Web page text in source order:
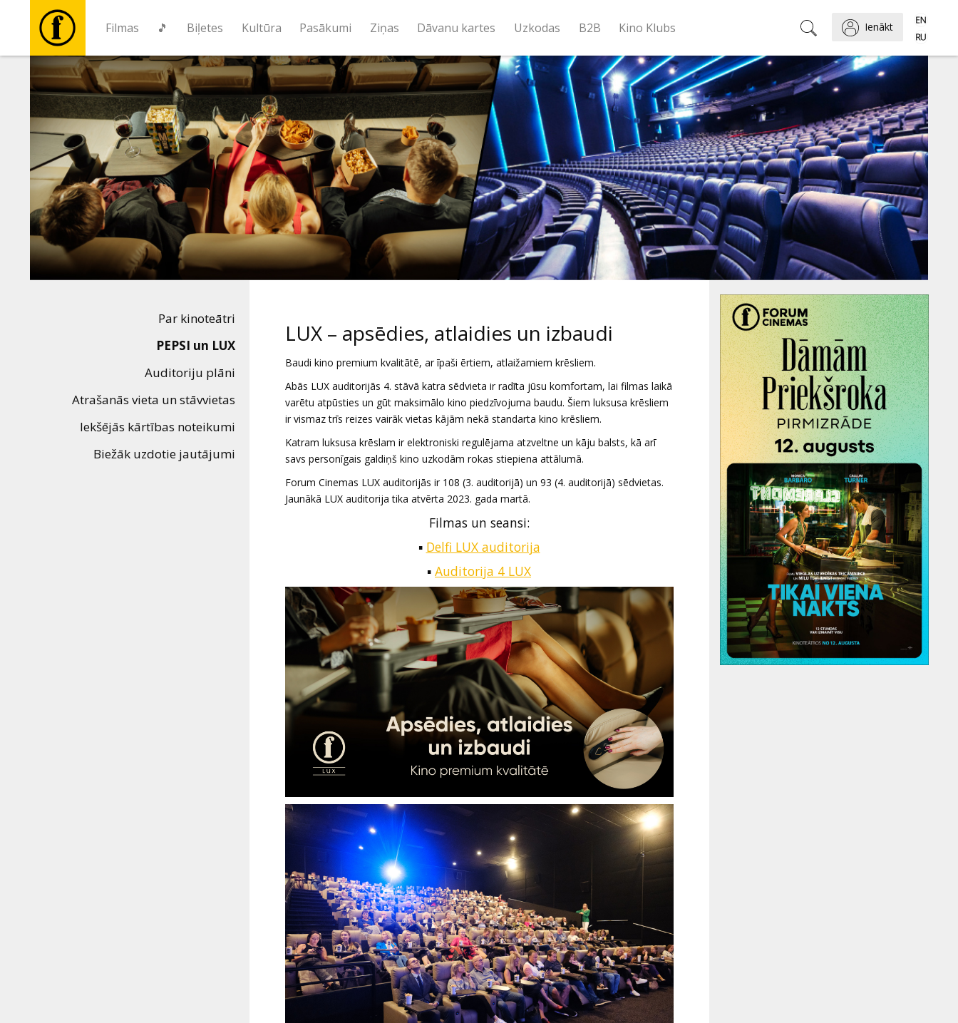
Filmas 🎵 Biļetes Kultūra Pasākumi Ziņas Dāvanu kartes Uzkodas B2B Kino Klubs Ienākt
Filmas
🎵
Biļetes
Kultūra
Pasākumi
Ziņas
Par kinoteātri
PEPSI un LUX
Auditoriju plāni
Atrašanās vieta un stāvvietas
Iekšējās kārtības noteikumi
Biežāk uzdotie jautājumi
LUX – apsēdies, atlaidies un izbaudi
Baudi kino premium kvalitātē, ar īpaši ērtiem, atlaižamiem krēsliem.
Abās LUX auditorijās 4. stāvā katra sēdvieta ir radīta jūsu komfortam, lai filmas laikā
varētu atpūsties un gūt maksimālo kino piedzīvojuma baudu. Šiem luksusa krēsliem
ir vismaz trīs reizes vairāk vietas kājām nekā standarta kino krēsliem.
Katram luksusa krēslam ir elektroniski regulējama atzveltne un kāju balsts, kā arī
savs personīgais galdiņš kino uzkodām rokas stiepiena attālumā.
Forum Cinemas LUX auditorijās ir 108 (3. auditorijā) un 93 (4. auditorijā) sēdvietas.
Jaunākā LUX auditorija tika atvērta 2023. gada martā.
Filmas un seansi:
▪️ Delfi LUX auditorija
▪️ Auditorija 4 LUX